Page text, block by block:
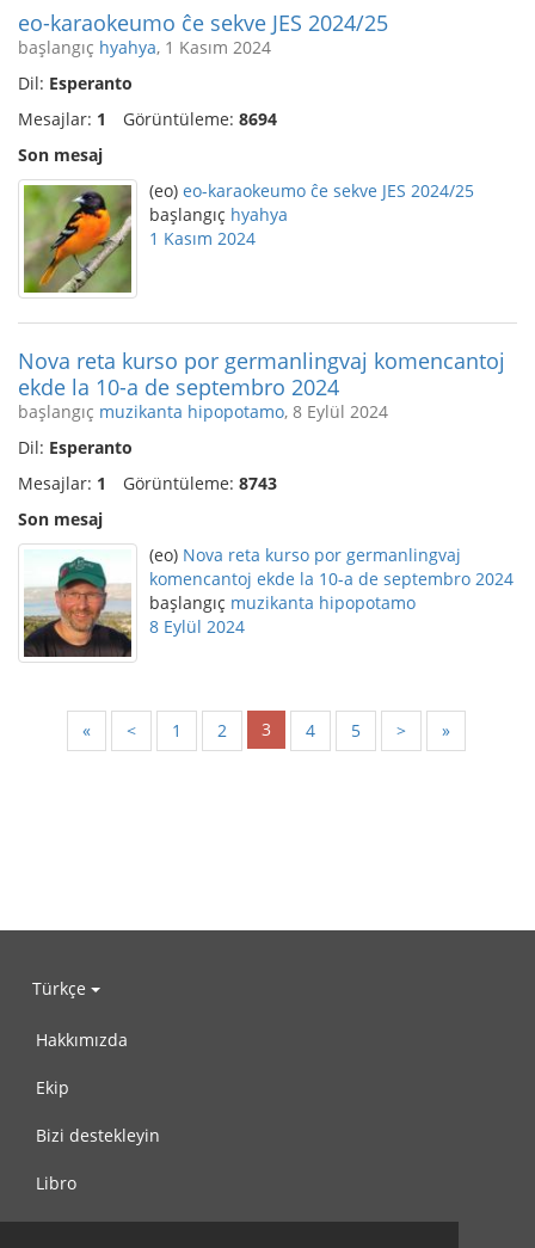
eo-karaokeumo ĉe sekve JES 2024/25
başlangıç hyahya, 1 Kasım 2024
Dil: Esperanto
Mesajlar: 1 Görüntüleme: 8694
Son mesaj
(eo) eo-karaokeumo ĉe sekve JES 2024/25
başlangıç hyahya
1 Kasım 2024
Nova reta kurso por germanlingvaj komencantoj
ekde la 10-a de septembro 2024
başlangıç muzikanta hipopotamo, 8 Eylül 2024
Dil: Esperanto
Mesajlar: 1 Görüntüleme: 8743
Son mesaj
(eo) Nova reta kurso por germanlingvaj
komencantoj ekde la 10-a de septembro 2024
başlangıç muzikanta hipopotamo
8 Eylül 2024
« < 1 2 3 4 5 > »
Türkçe
Hakkımızda
Ekip
Bizi destekleyin
Libro